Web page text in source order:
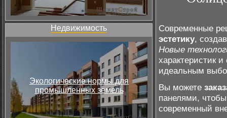
Недвижимость
Экологические нормы для
промышленных земель
Современные
эстетику,
Новые
характеристик
идеальным
Вы можете
панелями,
современный